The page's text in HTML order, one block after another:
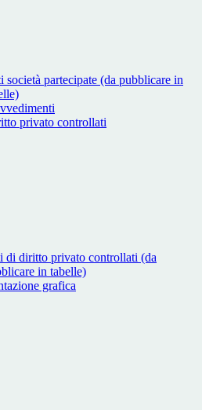
società partecipate (da pubblicare in
privato controllati
di diritto privato controllati (da
in tabelle)
grafica